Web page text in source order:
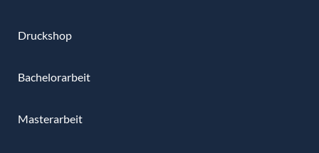
Druckshop
Bachelorarbeit
Masterarbeit